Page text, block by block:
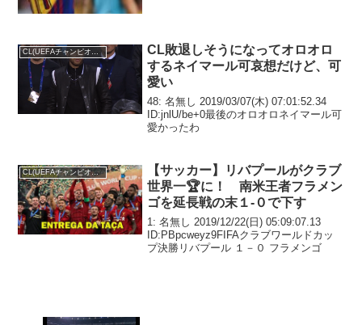
CL敗退しそうになってオロオロ
するネイマール可哀想だけど、可
愛い
48: 名無し 2019/03/07(木) 07:01:52.34
ID:jnlU/be+0最後のオロオロネイマール可
愛かったわ
CL(UEFAチャンピオンズリーグ)
【サッカー】リバプールがクラブ
世界一🏆に！ 南米王者フラメン
ゴを延長戦の末１-０で下す
1: 名無し 2019/12/22(日) 05:09:07.13
ID:PBpcweyz9FIFAクラブワールドカッ
プ決勝リバプール １－０ フラメンゴ